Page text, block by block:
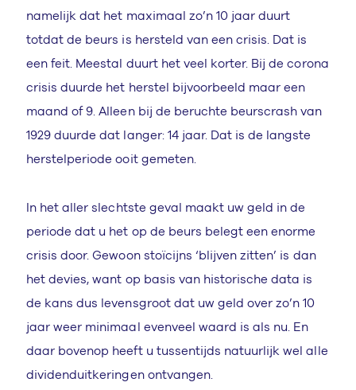
namelijk dat het maximaal zo’n 10 jaar duurt
totdat de beurs is hersteld van een crisis. Dat is
een feit. Meestal duurt het veel korter. Bij de corona
crisis duurde het herstel bijvoorbeeld maar een
maand of 9. Alleen bij de beruchte beurscrash van
1929 duurde dat langer: 14 jaar. Dat is de langste
herstelperiode ooit gemeten.
In het aller slechtste geval maakt uw geld in de
periode dat u het op de beurs belegt een enorme
crisis door. Gewoon stoïcijns ​‘blijven zitten’ is dan
het devies, want op basis van historische data is
de kans dus levensgroot dat uw geld over zo’n 10
jaar weer minimaal evenveel waard is als nu. En
daar bovenop heeft u tussentijds natuurlijk wel alle
dividenduitkeringen ontvangen.